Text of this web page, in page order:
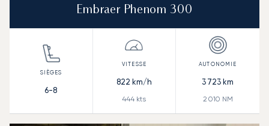
Embraer Phenom 300
6-8
822 km/h
444 kts
3 723 km
2 010 NM